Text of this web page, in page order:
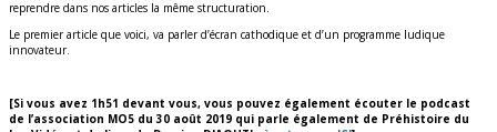
reprendre dans nos articles la même structuration.
Le premier article que voici, va parler d’écran cathodique et d’un programme ludique
innovateur.
[Si vous avez 1h51 devant vous, vous pouvez également écouter le podcast
de l’association MO5 du 30 août 2019 qui parle également de Préhistoire du